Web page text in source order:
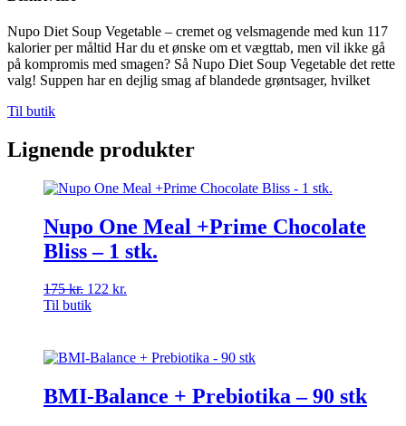
Nupo Diet Soup Vegetable – cremet og velsmagende med kun 117
kalorier per måltid Har du et ønske om et vægttab, men vil ikke gå
på kompromis med smagen? Så Nupo Diet Soup Vegetable det rette
valg! Suppen har en dejlig smag af blandede grøntsager, hvilket
Til butik
Lignende produkter
Nupo One Meal +Prime Chocolate
Bliss – 1 stk.
175kr. Den
oprindelige
175 kr..
122 kr.
122 kr..
Til butik
BMI-Balance + Prebiotika – 90 stk